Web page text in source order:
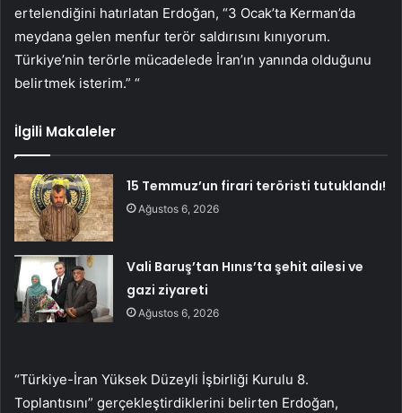
ertelendiğini hatırlatan Erdoğan, “3 Ocak’ta Kerman’da
meydana gelen menfur terör saldırısını kınıyorum.
Türkiye’nin terörle mücadelede İran’ın yanında olduğunu
belirtmek isterim.” “
İlgili Makaleler
15 Temmuz’un firari teröristi tutuklandı!
Ağustos 6, 2026
Vali Baruş’tan Hınıs’ta şehit ailesi ve
gazi ziyareti
Ağustos 6, 2026
“Türkiye-İran Yüksek Düzeyli İşbirliği Kurulu 8.
Toplantısını” gerçekleştirdiklerini belirten Erdoğan,